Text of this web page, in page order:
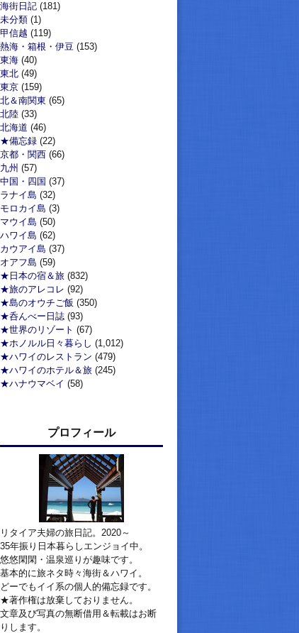
海街日記 (181)
未分類 (1)
甲信越 (119)
熱海・箱根・伊豆 (153)
東海 (40)
東北 (49)
東京 (159)
北＆南関東 (65)
北陸 (33)
北海道 (46)
★備忘録 (22)
京都・関西 (66)
九州 (57)
中国・四国 (37)
ラナイ島 (32)
モロカイ島 (3)
マウイ島 (50)
ハワイ島 (62)
カウアイ島 (37)
オアフ島 (59)
★日本の宿＆旅 (832)
★旅のアレコレ (92)
★島のオウチご飯 (350)
★呑んべー日誌 (93)
★世界のリゾート (67)
★ホノルル日々暮らし (1,012)
★ハワイのレストラン (479)
★ハワイのホテル＆旅 (245)
★ハナウマベイ (58)
プロフィール
リタイア夫婦の旅日記。2020～
35年振り日本暮らしエンジョイ中。
悠悠閑閑・温泉巡りが趣味です。
基本的に旅ネタ時々海街＆ハワイ。
どーでもイイ系の個人的備忘録です。
★著作権は放棄しておりません。
文章及び写真の無断借用＆転載はお断
りします。